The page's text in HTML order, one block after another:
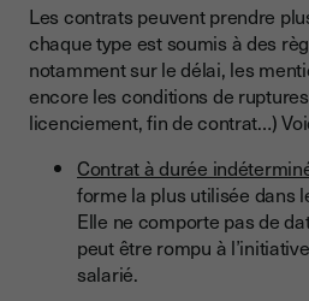
Les contrats peuvent prendre
chaque type est soumis à des
notamment sur le délai, les
encore les conditions de
licenciement, fin de contrat…)
Contrat à durée
forme la plus utilisée dans
Elle ne comporte pas de
peut être rompu à
salarié.